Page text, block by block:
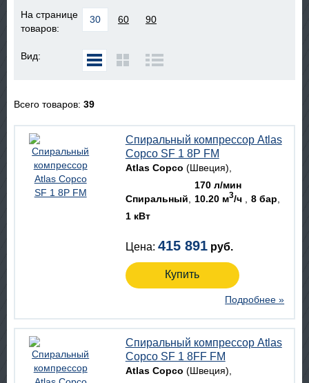
На странице
товаров:
30 60 90
Вид:
Всего товаров: 39
Спиральный компрессор Atlas
Copco SF 1 8P FM
Atlas Copco (Швеция)
Спиральный
170 л/мин
10.20 м3/ч
8 бар
1 кВт
Цена: 415 891 руб.
Купить
Подробнее »
Спиральный компрессор Atlas
Copco SF 1 8FF FM
Atlas Copco (Швеция)